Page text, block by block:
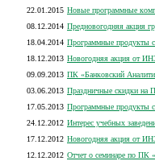
22.01.2015 Новые программные
08.12.2014 Предновогодняя акция
18.04.2014 Программные продукты
18.12.2013 Новогодняя акция от
09.09.2013 ПК «Банковский
03.06.2013 Праздничные скидки на
17.05.2013 Программные продукты
24.12.2012 Интерес учебных
17.12.2012 Новогодняя акция от
12.12.2012 Отчет о семинаре по ПК